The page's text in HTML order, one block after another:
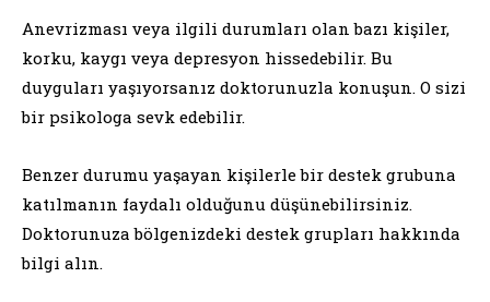
Anevrizması veya ilgili durumları olan bazı kişiler,
korku, kaygı veya depresyon hissedebilir. Bu
duyguları yaşıyorsanız doktorunuzla konuşun. O sizi
bir psikologa sevk edebilir.
Benzer durumu yaşayan kişilerle bir destek grubuna
katılmanın faydalı olduğunu düşünebilirsiniz.
Doktorunuza bölgenizdeki destek grupları hakkında
bilgi alın.